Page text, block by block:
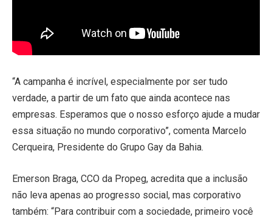
“A campanha é incrível, especialmente por ser tudo
verdade, a partir de um fato que ainda acontece nas
empresas. Esperamos que o nosso esforço ajude a mudar
essa situação no mundo corporativo”, comenta Marcelo
Cerqueira, Presidente do Grupo Gay da Bahia.
Emerson Braga, CCO da Propeg, acredita que a inclusão
não leva apenas ao progresso social, mas corporativo
também: “Para contribuir com a sociedade, primeiro você